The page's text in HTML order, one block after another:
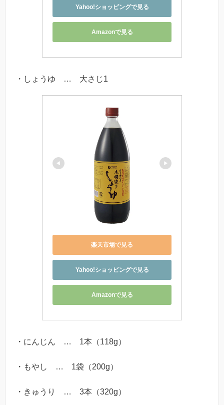
Yahoo!ショッピングで見る
Amazonで見る
・しょうゆ … 大さじ1
楽天市場で見る
Yahoo!ショッピングで見る
Amazonで見る
・にんじん … 1本（118g）
・もやし … 1袋（200g）
・きゅうり … 3本（320g）